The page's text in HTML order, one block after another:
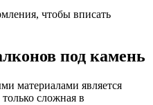
чтобы вписать
под камень
материалами является
сложная в